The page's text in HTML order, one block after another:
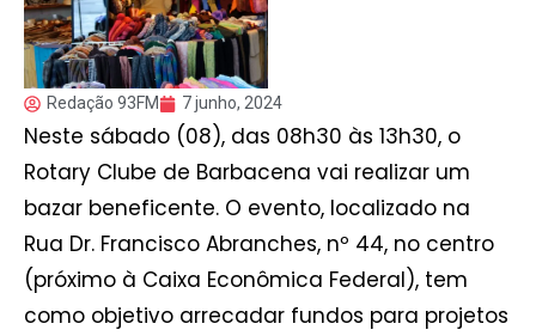
Redação 93FM 7 junho, 2024
Neste sábado (08), das 08h30 às 13h30, o
Rotary Clube de Barbacena vai realizar um
bazar beneficente. O evento, localizado na
Rua Dr. Francisco Abranches, nº 44, no centro
(próximo à Caixa Econômica Federal), tem
como objetivo arrecadar fundos para projetos